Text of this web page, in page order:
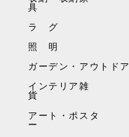
具
ラ グ
照 明
ガーデン・アウトドア
インテリア雑
貨
アート・ポスタ
ー